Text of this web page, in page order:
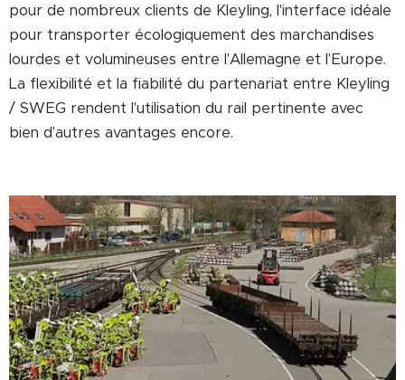
pour de nombreux clients de Kleyling, l'interface idéale
pour transporter écologiquement des marchandises
lourdes et volumineuses entre l'Allemagne et l'Europe.
La flexibilité et la fiabilité du partenariat entre Kleyling
/ SWEG rendent l'utilisation du rail pertinente avec
bien d'autres avantages encore.